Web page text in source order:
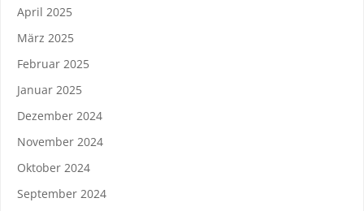
April 2025
März 2025
Februar 2025
Januar 2025
Dezember 2024
November 2024
Oktober 2024
September 2024